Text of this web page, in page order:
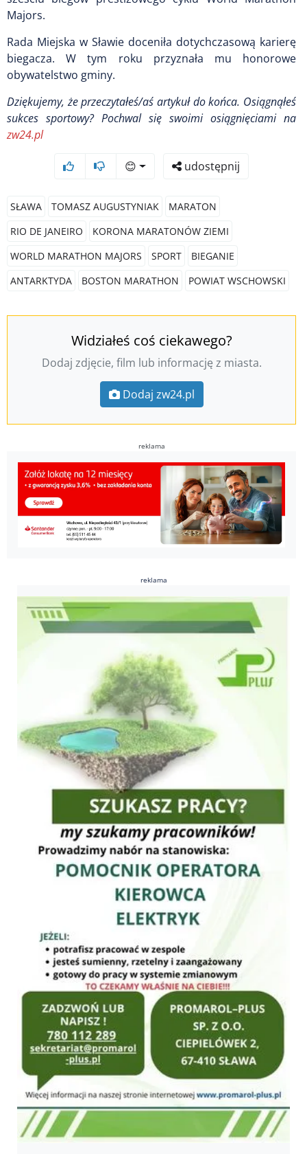
Majors.
Rada Miejska w Sławie doceniła dotychczasową karierę
biegacza. W tym roku przyznała mu honorowe
obywatelstwo gminy.
Dziękujemy, że przeczytałeś/aś artykuł do końca. Osiągnąłeś
sukces sportowy? Pochwal się swoimi osiągnięciamina
zw24.pl
😊 udostępnij
SŁAWA TOMASZ AUGUSTYNIAK
MARATON
RIO DE JANEIRO
KORONA MARATONÓW ZIEMI
WORLD MARATHON MAJORS
SPORT
BIEGANIE
ANTARKTYDA
BOSTON MARATHON POWIAT WSCHOWSKI
Widziałeś coś ciekawego?
Dodaj zdjęcie, film lub informację z miasta.
Dodaj zw24.pl
reklama
reklama